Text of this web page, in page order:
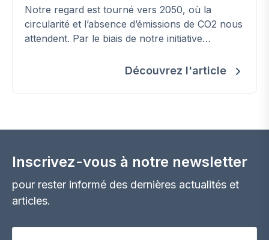
Notre regard est tourné vers 2050, où la
circularité et l’absence d’émissions de CO2 nous
attendent. Par le biais de notre initiative
durables en une réalité tangible. Rêver ne suffit
Découvrez l'article
Inscrivez-vous à notre newsletter
pour rester informé des dernières actualités et
articles.